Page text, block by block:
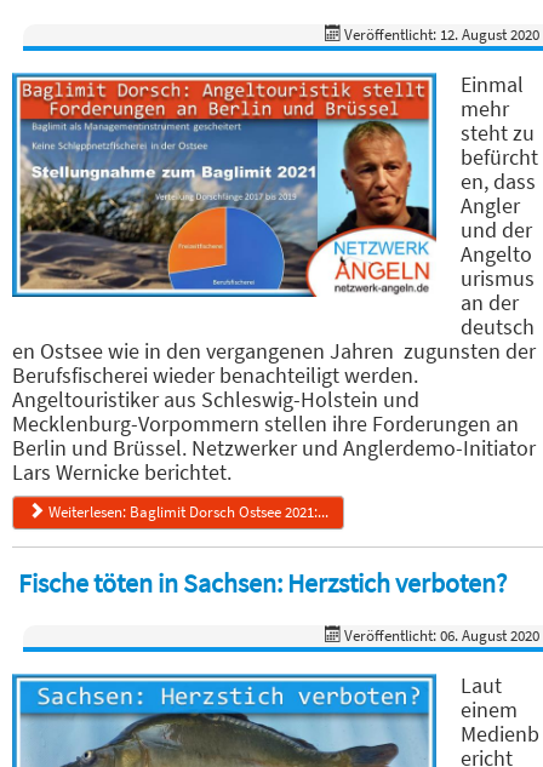
Veröffentlicht: 12. August 2020
Einmal
mehr
steht zu
befürcht
en, dass
Angler
und der
Angelto
urismus
an der
deutsch
en Ostsee wie in den vergangenen Jahren zugunsten der
Berufsfischerei wieder benachteiligt werden.
Angeltouristiker aus Schleswig-Holstein und
Mecklenburg-Vorpommern stellen ihre Forderungen an
Berlin und Brüssel. Netzwerker und Anglerdemo-Initiator
Lars Wernicke berichtet.
Weiterlesen: Baglimit Dorsch Ostsee 2021:...
Fische töten in Sachsen: Herzstich verboten?
Veröffentlicht: 06. August 2020
Laut
einem
Medienb
ericht